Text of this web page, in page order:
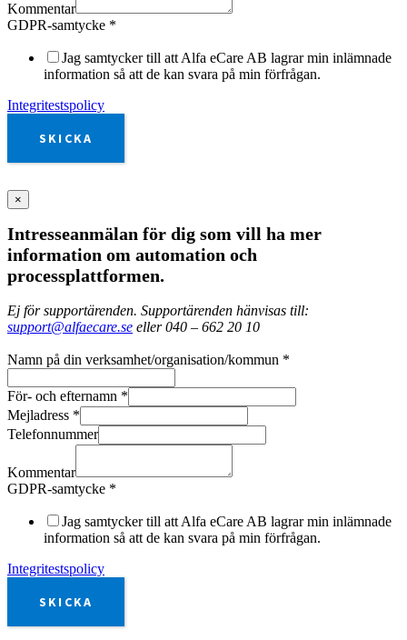
Kommentar
GDPR-samtycke *
Jag samtycker till att Alfa eCare AB lagrar min inlämnade
information så att de kan svara på min förfrågan.
Integritestspolicy
SKICKA
×
Intresseanmälan för dig som vill ha mer
information om automation och
processplattformen.
Ej för supportärenden. Supportärenden hänvisas till:
support@alfaecare.se eller 040 – 662 20 10
Namn på din verksamhet/organisation/kommun *
För- och efternamn *
Mejladress *
Telefonnummer
Kommentar
GDPR-samtycke *
Jag samtycker till att Alfa eCare AB lagrar min inlämnade
information så att de kan svara på min förfrågan.
Integritestspolicy
SKICKA